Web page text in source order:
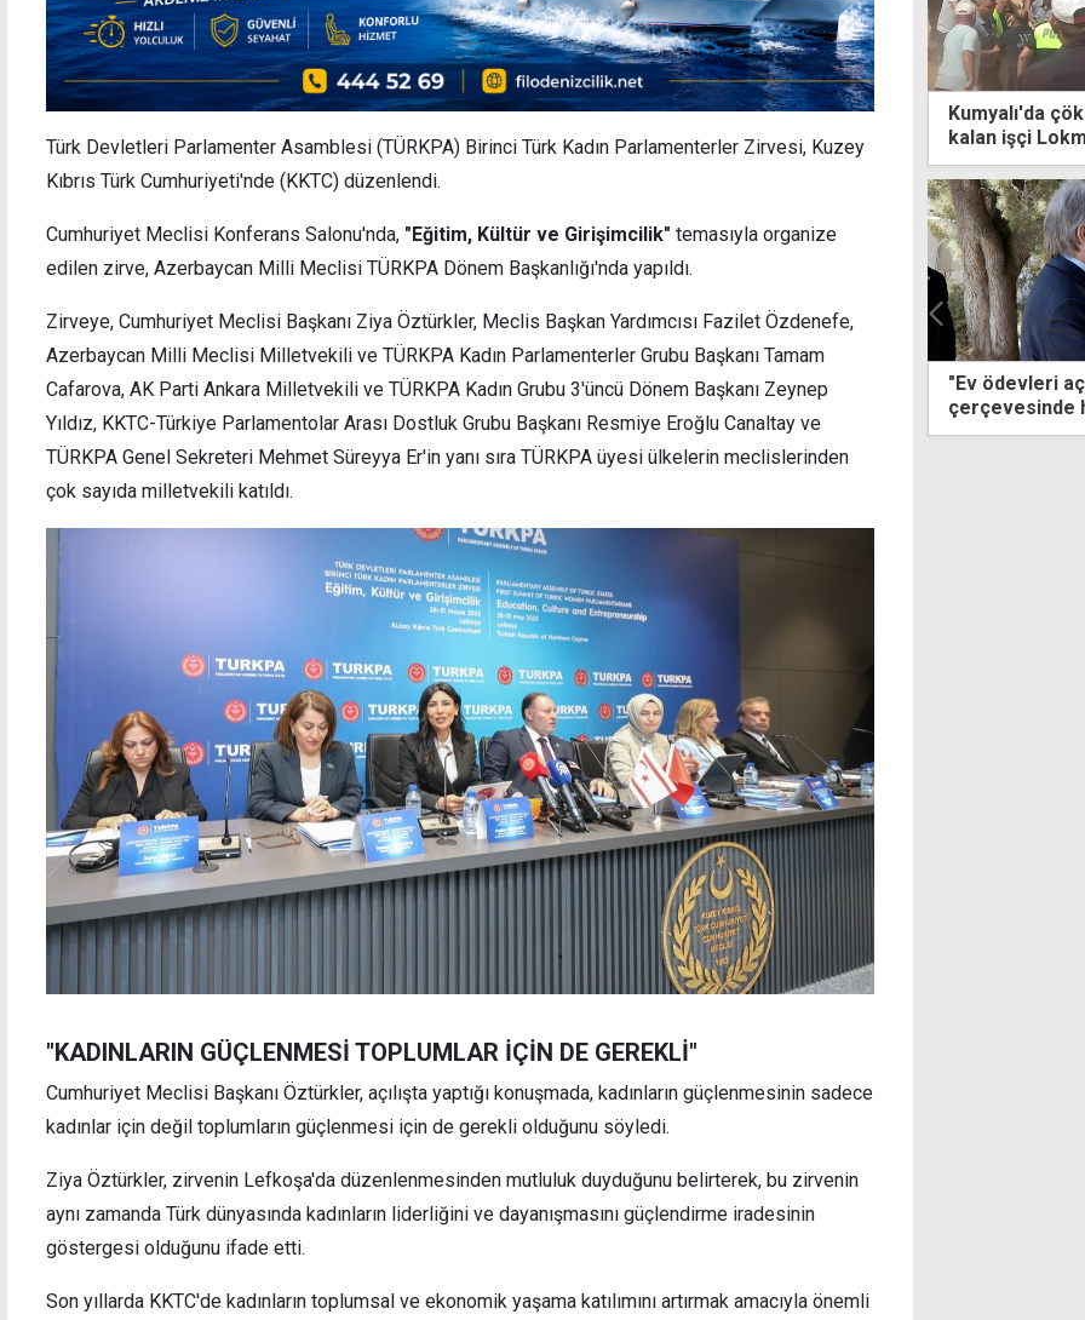
Türk Devletleri Parlamenter Asamblesi (TÜRKPA) Birinci Türk Kadın Parlamenterler Zirvesi, Kuzey
Kıbrıs Türk Cumhuriyeti'nde (KKTC) düzenlendi.
Cumhuriyet Meclisi Konferans Salonu'nda, "Eğitim, Kültür ve Girişimcilik" temasıyla organize
edilen zirve, Azerbaycan Milli Meclisi TÜRKPA Dönem Başkanlığı'nda yapıldı.
Zirveye, Cumhuriyet Meclisi Başkanı Ziya Öztürkler, Meclis Başkan Yardımcısı Fazilet Özdenefe,
Azerbaycan Milli Meclisi Milletvekili ve TÜRKPA Kadın Parlamenterler Grubu Başkanı Tamam
Cafarova, AK Parti Ankara Milletvekili ve TÜRKPA Kadın Grubu 3'üncü Dönem Başkanı Zeynep
Yıldız, KKTC-Türkiye Parlamentolar Arası Dostluk Grubu Başkanı Resmiye Eroğlu Canaltay ve
TÜRKPA Genel Sekreteri Mehmet Süreyya Er'in yanı sıra TÜRKPA üyesi ülkelerin meclislerinden
çok sayıda milletvekili katıldı.
"KADINLARIN GÜÇLENMESİ TOPLUMLAR İÇİN DE GEREKLİ"
Cumhuriyet Meclisi Başkanı Öztürkler, açılışta yaptığı konuşmada, kadınların güçlenmesinin sadece
kadınlar için değil toplumların güçlenmesi için de gerekli olduğunu söyledi.
Ziya Öztürkler, zirvenin Lefkoşa'da düzenlenmesinden mutluluk duyduğunu belirterek, bu zirvenin
aynı zamanda Türk dünyasında kadınların liderliğini ve dayanışmasını güçlendirme iradesinin
göstergesi olduğunu ifade etti.
Son yıllarda KKTC'de kadınların toplumsal ve ekonomik yaşama katılımını artırmak amacıyla önemli
Kumyalı'da
kalan işçi
kaybetti
Bayraktar'dan Teknecik'e ziyaret: Doğal gaz
"Ev ödevleri açık... Halkın çözüm iradesi
çerçevesinde hazırız, gerisi lafügüzaf"
Girne-Lefkoşa